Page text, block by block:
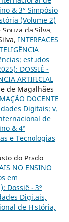
& 3° Simpósio
(Volume 2)
da Silva,
INTERFACES
estudos
DOSSIÊ -
ARTIFICIAL
de Magalhães
DOCENTE
Digitais: v.
de
& 4º
e Tecnologias
do Prado
NO ENSINO
em
Dossiê - 3º
Digitais,
de História,